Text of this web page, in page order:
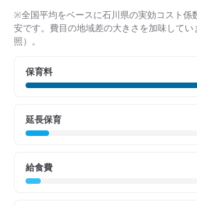
※全国平均をベースに石川県の実効コスト係
安です。費目の地域差の大きさを加味して
照）。
保育料
延長保育
給食費